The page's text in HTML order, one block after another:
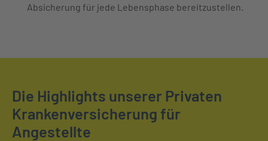
Absicherung für jede Lebensphase bereitzustellen.
Die Highlights unserer Privaten
Krankenversicherung für
Angestellte